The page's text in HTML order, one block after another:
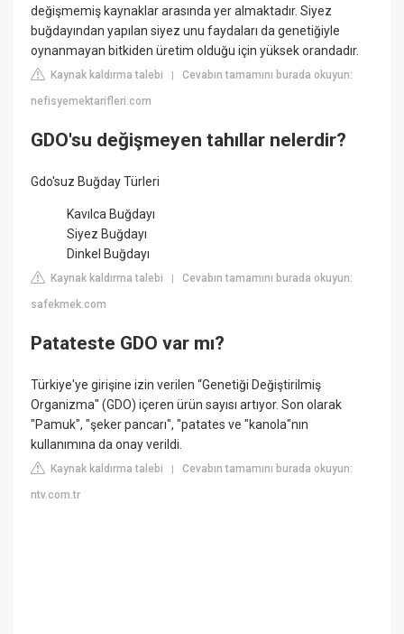
değişmemiş kaynaklar arasında yer almaktadır. Siyez
buğdayından yapılan siyez unu faydaları da genetiğiyle
oynanmayan bitkiden üretim olduğu için yüksek orandadır.
Kaynak kaldırma talebi |Cevabın tamamını burada okuyun:
nefisyemektarifleri.com
GDO'su değişmeyen tahıllar nelerdir?
Gdo'suz Buğday Türleri
Kavılca Buğdayı
Siyez Buğdayı
Dinkel Buğdayı
Kaynak kaldırma talebi |Cevabın tamamını burada okuyun:
safekmek.com
Patateste GDO var mı?
Türkiye'ye girişine izin verilen “Genetiği Değiştirilmiş
Organizma" (GDO) içeren ürün sayısı artıyor. Son olarak
"Pamuk", "şeker pancarı", "patates ve "kanola"nın
kullanımına da onay verildi.
Kaynak kaldırma talebi |Cevabın tamamını burada okuyun:
ntv.com.tr